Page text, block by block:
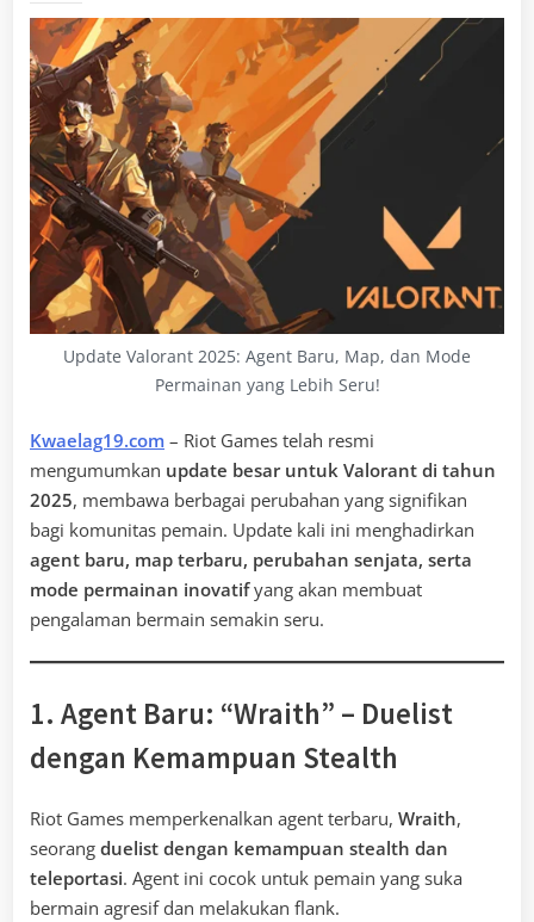
Update Valorant 2025: Agent Baru, Map, dan Mode
Permainan yang Lebih Seru!
Kwaelag19.com – Riot Games telah resmi
mengumumkan update besar untuk Valorant di tahun
2025, membawa berbagai perubahan yang signifikan
bagi komunitas pemain. Update kali ini menghadirkan
agent baru, map terbaru, perubahan senjata, serta
mode permainan inovatifyang akan membuat
pengalaman bermain semakin seru.
1. Agent Baru: “Wraith” – Duelist
dengan Kemampuan Stealth
Riot Games memperkenalkan agent terbaru, Wraith,
seorang duelist dengan kemampuan stealth dan
teleportasi. Agent ini cocok untuk pemain yang suka
bermain agresif dan melakukan flank.